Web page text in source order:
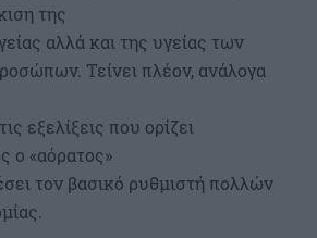
της
αλλά και της υγείας των
Τείνει πλέον, ανάλογα
εξελίξεις που ορίζει
ο «αόρατος»
τον βασικό ρυθμιστή πολλών